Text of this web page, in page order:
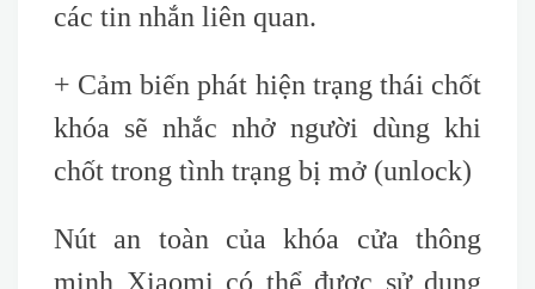
các tin nhắn liên quan.
+ Cảm biến phát hiện trạng thái chốt
khóa sẽ nhắc nhở người dùng khi
chốt trong tình trạng bị mở (unlock)
Nút an toàn của khóa cửa thông
minh Xiaomi có thể được sử dụng